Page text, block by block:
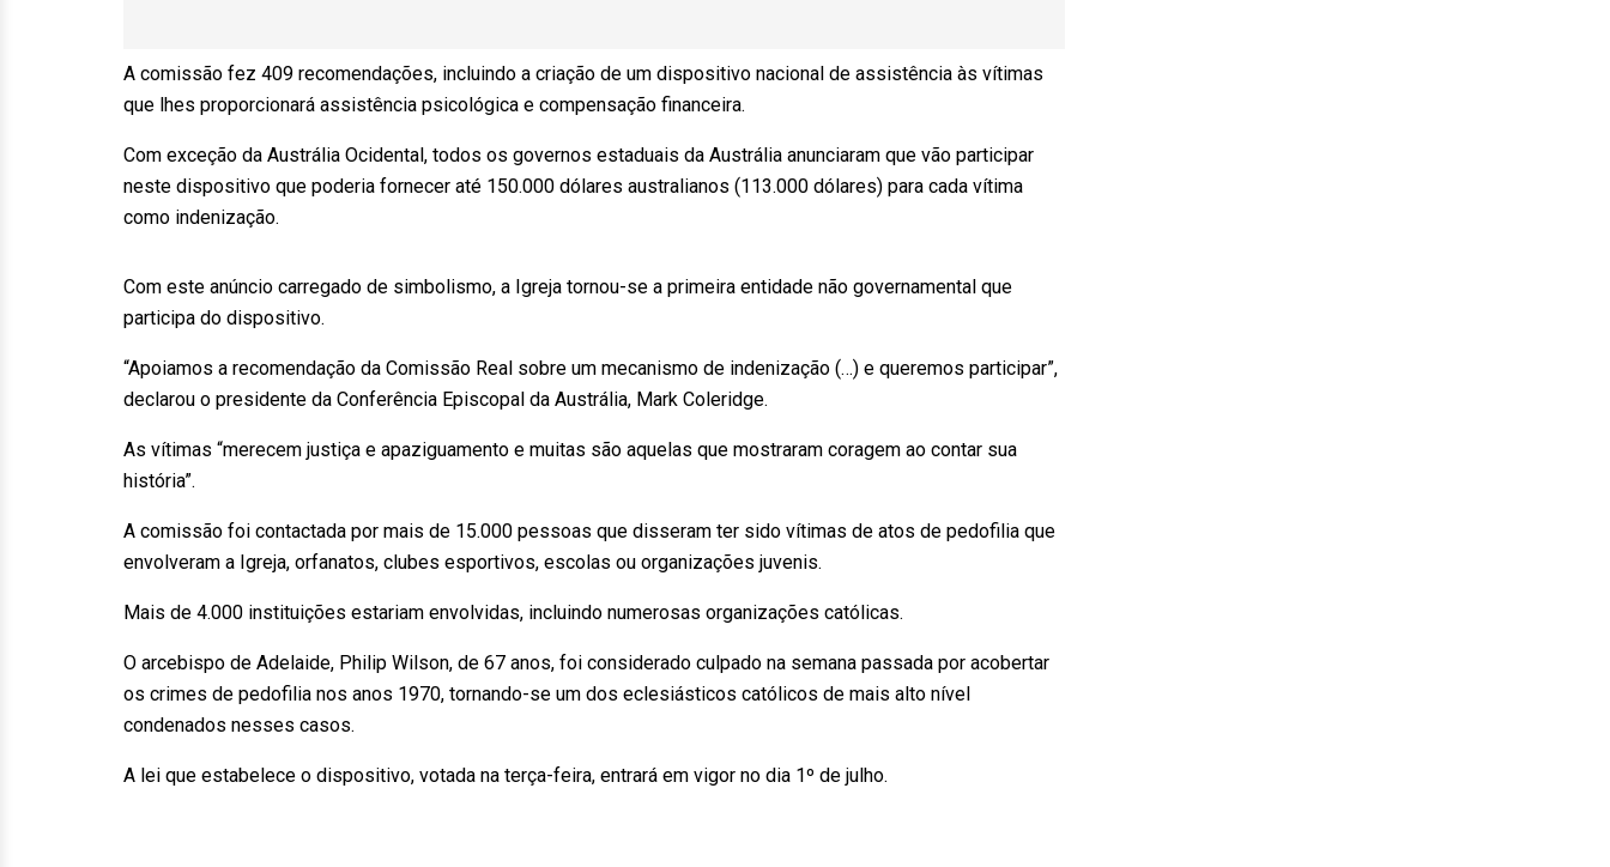
A comissão fez 409 recomendações, incluindo a criação de um dispositivo nacional de assistência às vítimas
que lhes proporcionará assistência psicológica e compensação financeira.
Com exceção da Austrália Ocidental, todos os governos estaduais da Austrália anunciaram que vão participar
neste dispositivo que poderia fornecer até 150.000 dólares australianos (113.000 dólares) para cada vítima
como indenização.
Com este anúncio carregado de simbolismo, a Igreja tornou-se a primeira entidade não governamental que
participa do dispositivo.
“Apoiamos a recomendação da Comissão Real sobre um mecanismo de indenização (…) e queremos participar”,
declarou o presidente da Conferência Episcopal da Austrália, Mark Coleridge.
As vítimas “merecem justiça e apaziguamento e muitas são aquelas que mostraram coragem ao contar sua
história”.
A comissão foi contactada por mais de 15.000 pessoas que disseram ter sido vítimas de atos de pedofilia que
envolveram a Igreja, orfanatos, clubes esportivos, escolas ou organizações juvenis.
Mais de 4.000 instituições estariam envolvidas, incluindo numerosas organizações católicas.
O arcebispo de Adelaide, Philip Wilson, de 67 anos, foi considerado culpado na semana passada por acobertar
os crimes de pedofilia nos anos 1970, tornando-se um dos eclesiásticos católicos de mais alto nível
condenados nesses casos.
A lei que estabelece o dispositivo, votada na terça-feira, entrará em vigor no dia 1º de julho.